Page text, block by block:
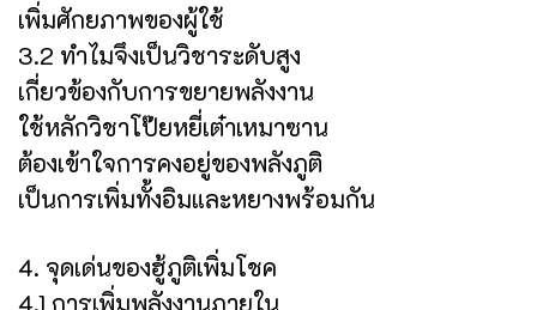
เพิ่มศักยภาพของผู้ใช้
3.2 ทำไมจึงเป็นวิชาระดับสูง
เกี่ยวข้องกับการขยายพลังงาน
ใช้หลักวิชาโป๊ยหยี่เต๋าเหมาซาน
ต้องเข้าใจการคงอยู่ของพลังภูติ
เป็นการเพิ่มทั้งอิมและหยางพร้อมกัน
4. จุดเด่นของฮู้ภูติเพิ่มโชค
4.1 การเพิ่มพลังงานภายใน